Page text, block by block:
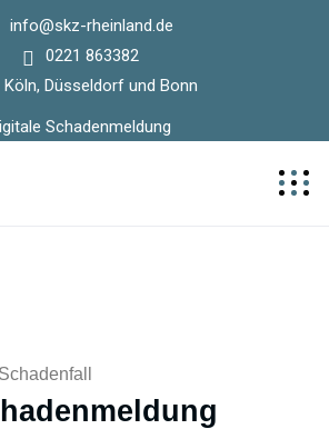
info@skz-rheinland.de
0221 863382
Köln, Düsseldorf und Bonn
Schadenmeldung